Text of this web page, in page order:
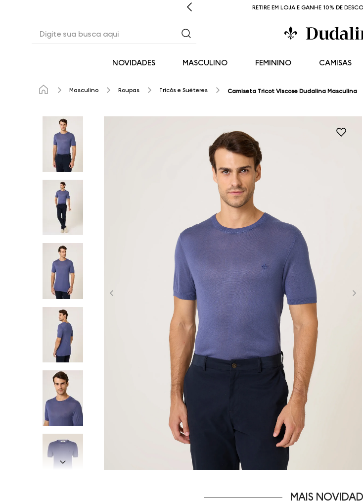
RETIRE EM LOJA E GANHE 10% DE
NOVIDADES MASCULINO FEMININO CAMISAS
Masculino Roupas Tricôs e Suéteres Camiseta Tricot Viscose Dudalina Masculina
MAIS